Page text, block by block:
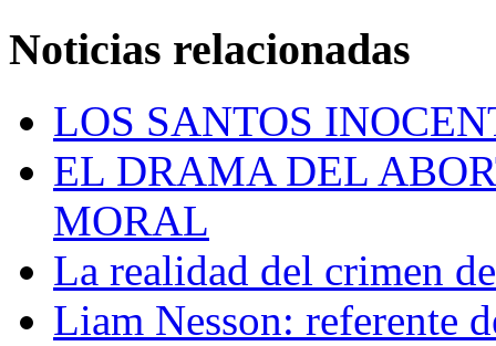
Noticias relacionadas
LOS SANTOS
EL DRAMA DEL
MORAL
La realidad del crimen
Liam Nesson: referente